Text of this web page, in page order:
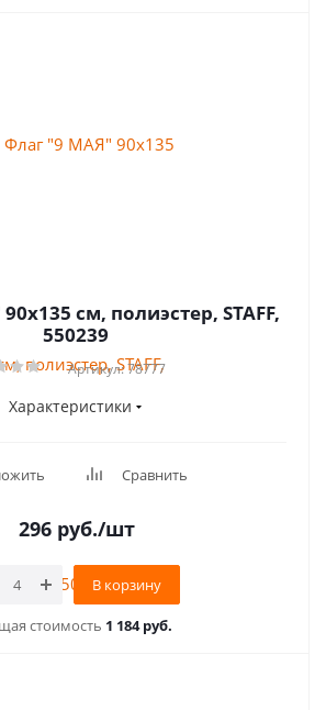
см, полиэстер, STAFF,
550239
Артикул: 78777
Характеристики
Сравнить
296руб./шт
В корзину
стоимость 1 184 руб.